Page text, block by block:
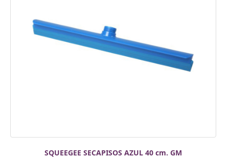
SQUEEGEE SECAPISOS AZUL 40 cm. GM